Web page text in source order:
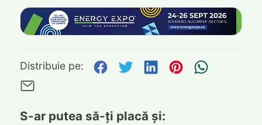
Distribuie pe: Distribuie pe Facebook
Distribuie pe
Distribuie pe
Distribuie
S-ar putea să-ți placă și: